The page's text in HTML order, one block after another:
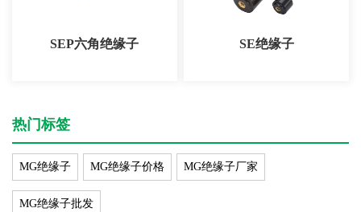
SEP六角绝缘子 SE绝缘子
热门标签
MG绝缘子 MG绝缘子价格 MG绝缘子厂家
MG绝缘子批发